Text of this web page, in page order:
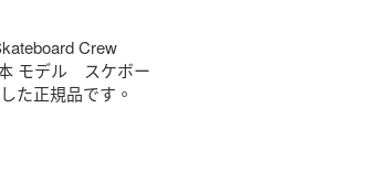
Crew
モデル　スケボー
た正規品です。